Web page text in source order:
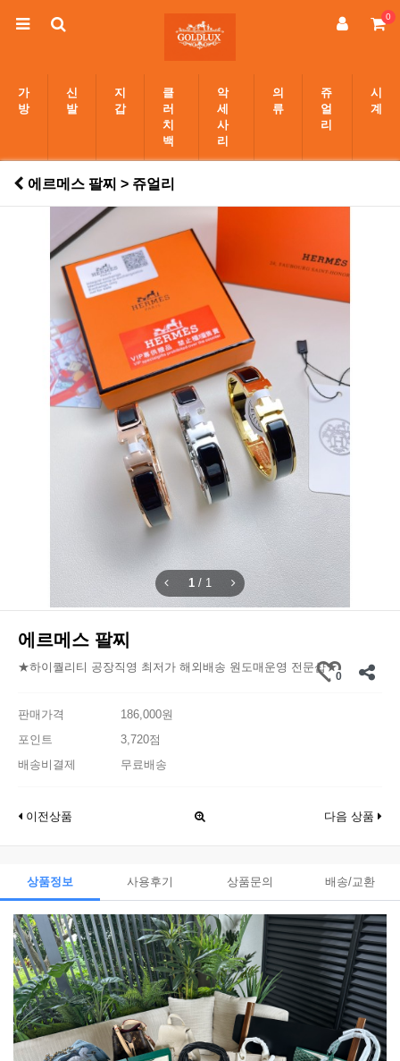
0
가
방
신
발
지
갑
클
러
치
백
악
세
사
리
의
류
쥬
얼
리
시
계
에르메스 팔찌 > 쥬얼리
1 / 1
에르메스 팔찌
★하이퀄리티 공장직영 최저가 해외배송 원도매운영 전문샵★
0
판매가격
186,000원
포인트
3,720점
배송비결제
무료배송
이전상품 다음 상품
상품정보 사용후기 상품문의 배송/교환